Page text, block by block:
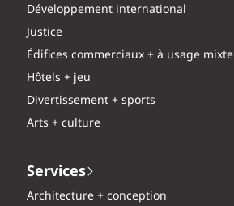
Développement international
Justice
Édifices commerciaux + à usage mixte
Hôtels + jeu
Divertissement + sports
Arts + culture
Services
Architecture + conception